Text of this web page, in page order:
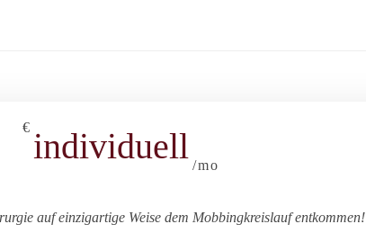
€ individuell /mo
auf einzigartige Weise dem Mobbingkreislauf entkommen!